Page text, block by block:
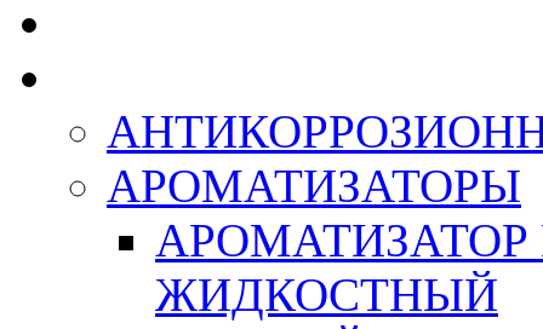
АРОМАТИЗАТОРЫ
ЖИДКОСТНЫЙ